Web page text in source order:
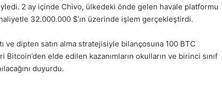
2 ay içinde Chivo, ülkedeki önde gelen havale platformu
32.000.000 $’ın üzerinde işlem gerçekleştirdi.
ve dipten satın alma stratejisiyle bilançosuna 100 BTC
elde edilen kazanımların okulların ve birinci sınıf
duyurdu.